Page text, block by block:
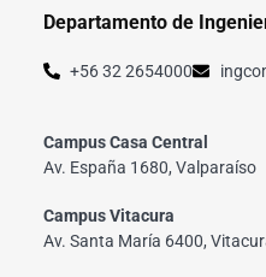
Departamento de
+56 32 2654000
Campus Casa Central
Av. España 1680, Valparaíso
Campus Vitacura
Av. Santa María 6400,